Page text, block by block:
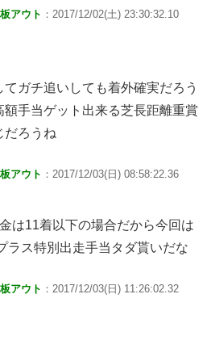
アウト ：2017/12/02(土) 23:30:32.10
ガチ追いしても着外確実だろう
額手当ゲット出来る芝長距離重賞
だろうね
アウト ：2017/12/03(日) 08:58:22.36
は11着以下の場合だから今回は
ラス特別出走手当タダ貰いだな
アウト ：2017/12/03(日) 11:26:02.32